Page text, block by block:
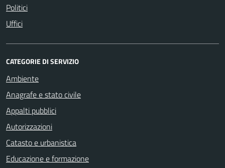
Politici
Uffici
CATEGORIE DI SERVIZIO
Ambiente
Anagrafe e stato civile
Appalti pubblici
Autorizzazioni
Catasto e urbanistica
Educazione e formazione